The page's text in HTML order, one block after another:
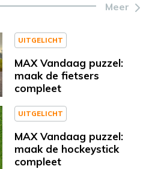
Meer
UITGELICHT
MAX Vandaag puzzel:
maak de fietsers
compleet
UITGELICHT
MAX Vandaag puzzel:
maak de hockeystick
compleet